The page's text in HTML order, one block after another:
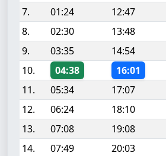
7.
01:24 12:47
8.
02:30 13:48
9.
03:35 14:54
10.
04:38 16:01
11.
05:34 17:07
12.
06:24 18:10
13.
07:08 19:08
14.
07:49 20:03